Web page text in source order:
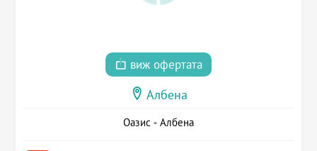
виж офертата
Албена
Оазис - Албена